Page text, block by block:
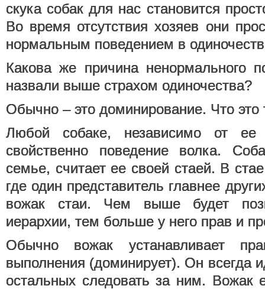
скука собак для нас становится
Во время отсутствия хозяев они
нормальным поведением в
Какова же причина ненормального
назвали выше страхом одиночества?
Обычно – это доминирование. Что это
Любой собаке, независимо от
свойственно поведение волка.
семье, считает ее своей стаей. В
где один представитель главнее
вожак стаи. Чем выше будет
иерархии, тем больше у него прав и
Обычно вожак устанавливает
выполнения (доминирует). Он всегда
остальных следовать за ним.